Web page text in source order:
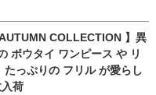
COLLECTION 】異
ボウタイ ワンピース や リ
たっぷりの フリル が愛らし
荷